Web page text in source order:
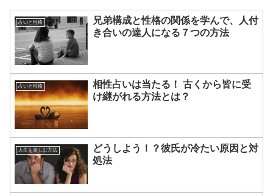
占いと性格
兄弟構成と性格の関係を学んで、人付
き合いの達人になる７つの方法
占いと性格
相性占いは当たる！ 古くから皆に受
け継がれる方法とは？
人生を楽しむ方法
どうしよう！？彼氏が冷たい原因と対
処法